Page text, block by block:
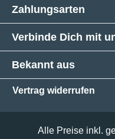
Zahlungsarten
Verbinde Dich mit
Bekannt aus
Vertrag widerrufen
Alle Preise inkl.